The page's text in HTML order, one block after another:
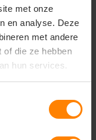
met onze
en analyse. Deze
met andere
of die ze hebben
hun services.
leuk